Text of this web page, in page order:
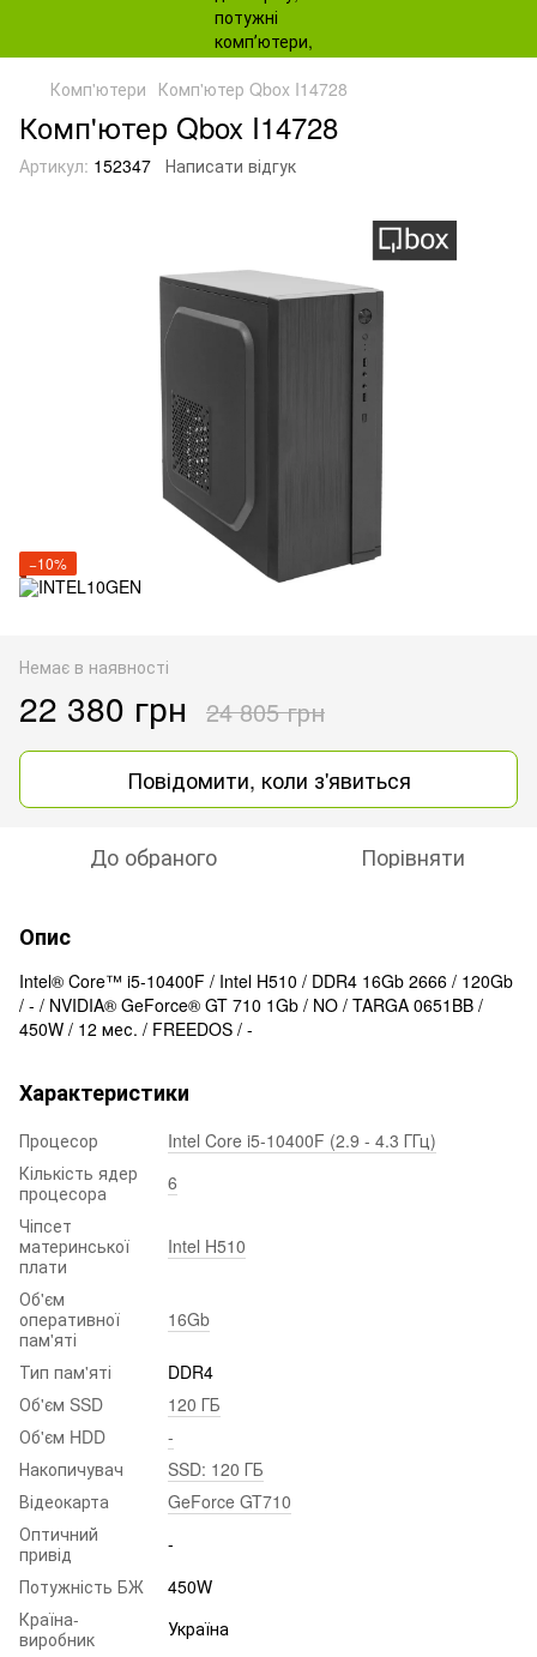
Комп'ютери Комп'ютер Qbox I14728
Комп'ютер Qbox I14728
Артикул: 152347 Написати відгук
−10%
Немає в наявності
22 380 грн 24 805 грн
Повідомити, коли з'явиться
До обраного Порівняти
Опис
Intel® Core™ i5-10400F / Intel H510 / DDR4 16Gb 2666 / 120Gb
/ - / NVIDIA® GeForce® GT 710 1Gb / NO / TARGA 0651BB /
450W / 12 мес. / FREEDOS / -
Характеристики
Процесор
Intel Core i5-10400F (2.9 - 4.3 ГГц)
Кількість ядер
процесора
6
Чіпсет
материнської
плати
Intel H510
Об'єм
оперативної
пам'яті
16Gb
Тип пам'яті
DDR4
Об'єм SSD
120 ГБ
Об'єм HDD
-
Накопичувач
SSD: 120 ГБ
Відеокарта
GeForce GT710
Оптичний
привід
-
Потужність БЖ
450W
Країна-
виробник
Україна